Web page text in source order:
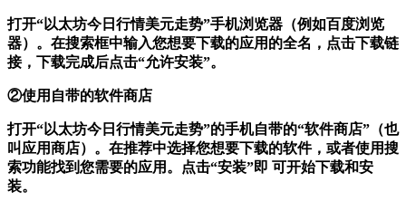
打开“以太坊今日行情美元走势”手机浏览器（例如百度浏览
器）。在搜索框中输入您想要下载的应用的全名，点击下载链
接，下载完成后点击“允许安装”。
②使用自带的软件商店
打开“以太坊今日行情美元走势”的手机自带的“软件商店”（也
叫应用商店）。在推荐中选择您想要下载的软件，或者使用搜
索功能找到您需要的应用。点击“安装”即 可开始下载和安
装。